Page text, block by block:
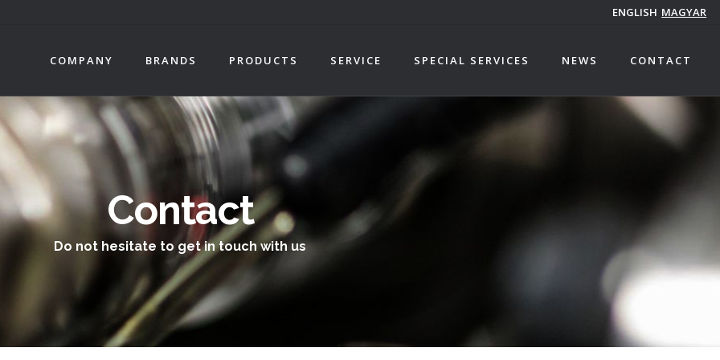
ENGLISH MAGYAR
COMPANY BRANDS PRODUCTS SERVICE SPECIAL SERVICES NEWS CONTACT
Contact
Do not hesitate to get in touch with us